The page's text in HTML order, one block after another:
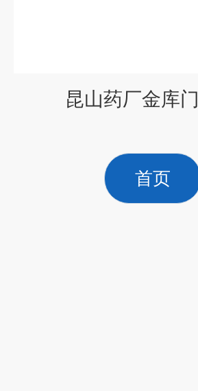
昆山药厂金库门
首页